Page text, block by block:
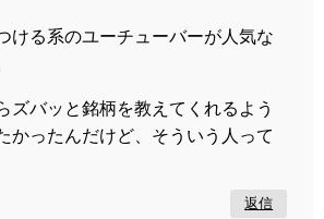
ける系のユーチューバーが人気な
ズバッと銘柄を教えてくれるよう
かったんだけど、そういう人って
返信